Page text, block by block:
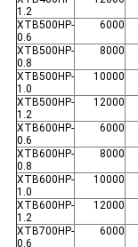
1.2
XTB500HP-
0.6
6000
XTB500HP-
0.8
8000
XTB500HP-
1.0
10000
XTB500HP-
1.2
12000
XTB600HP-
0.6
6000
XTB600HP-
0.8
8000
XTB600HP-
1.0
10000
XTB600HP-
1.2
12000
XTB700HP-
0.6
6000